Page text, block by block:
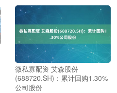
微私寡配资 艾森股份
(688720.SH)：累计回购1.30%
公司股份